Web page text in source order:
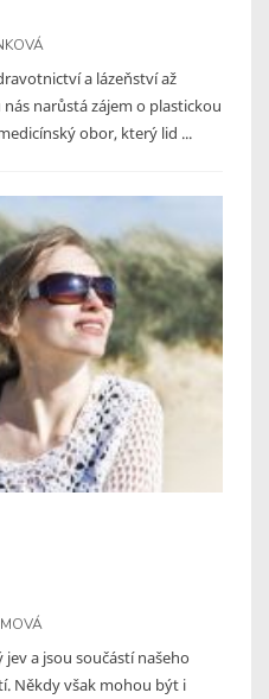
a lázeňství až
narůstá zájem o plastickou
obor, který lid ...
a jsou součástí našeho
Někdy však mohou být i